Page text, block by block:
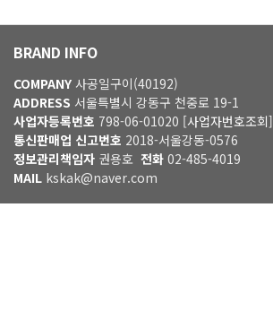
BRAND INFO
COMPANY 사공일구이(40192)
ADDRESS 서울특별시 강동구 천중로 19-1
사업자등록번호 798-06-01020 [사업자번호조회]
통신판매업 신고번호 2018-서울강동-0576
정보관리책임자 권용호 전화 02-485-4019
MAIL kskak@naver.com